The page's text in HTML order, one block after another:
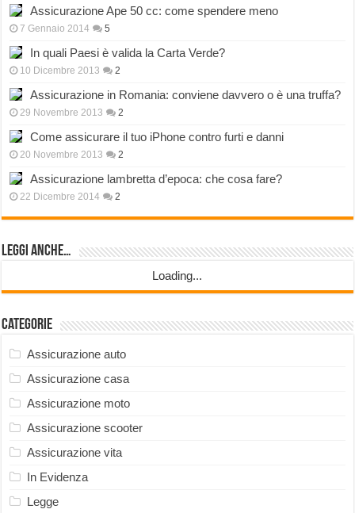
Assicurazione Ape 50 cc: come spendere meno
7 Gennaio 2014 5
In quali Paesi è valida la Carta Verde?
10 Dicembre 2013 2
Assicurazione in Romania: conviene davvero o è una truffa?
29 Novembre 2013 2
Come assicurare il tuo iPhone contro furti e danni
20 Novembre 2013 2
Assicurazione lambretta d’epoca: che cosa fare?
22 Dicembre 2014 2
Leggi anche…
Loading...
Categorie
Assicurazione auto
Assicurazione casa
Assicurazione moto
Assicurazione scooter
Assicurazione vita
In Evidenza
Legge